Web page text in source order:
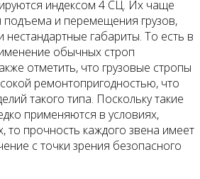
индексом 4 СЦ. Их чаще
подъема и перемещения грузов,
габариты. То есть в
обычных строп
отметить, что грузовые стропы
ремонтопригодностью, что
такого типа. Поскольку такие
применяются в условиях,
то прочность каждого звена имеет
с точки зрения безопасного